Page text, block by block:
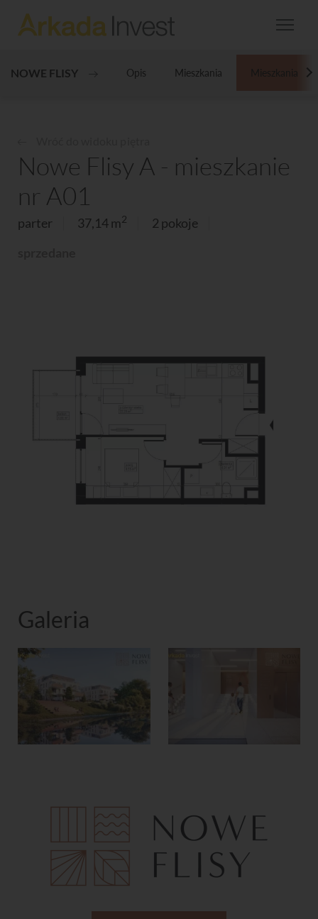
NOWE FLISY Opis Mieszkania
Nowe Flisy A - mieszkanie
nr A01
parter 37,14 m2
2 pokoje
Galeria